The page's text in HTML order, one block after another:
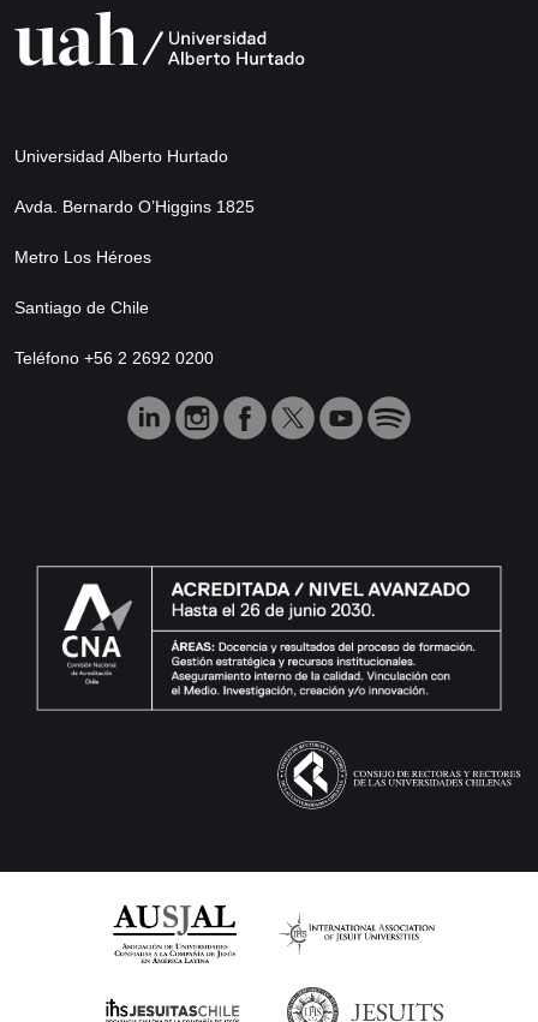
Universidad Alberto Hurtado
Avda. Bernardo O’Higgins 1825
Metro Los Héroes
Santiago de Chile
Teléfono +56 2 2692 0200